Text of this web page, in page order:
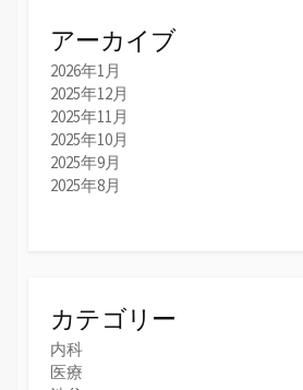
アーカイブ
2026年1月
2025年12月
2025年11月
2025年10月
2025年9月
2025年8月
カテゴリー
内科
医療